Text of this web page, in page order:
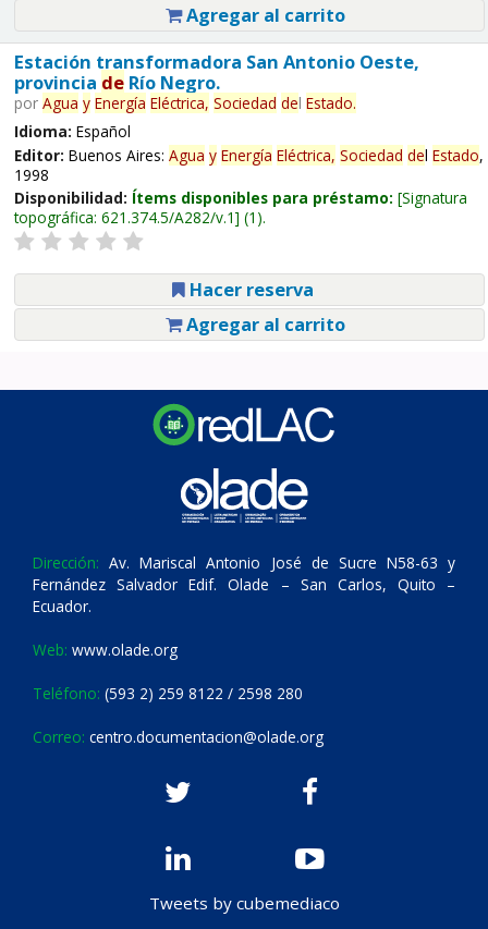
Agregar al carrito
Estación transformadora San Antonio Oeste,
provincia deRío Negro.
por Agua y Energía Eléctrica, Sociedad del Estado.
Idioma: Español
Editor: Buenos Aires: Agua y Energía Eléctrica, Sociedad del Estado,
1998
Disponibilidad: Ítems disponibles para préstamo: Signatura
topográfica: 621.374.5/A282/v.1 (1).
Hacer reserva
Agregar al carrito
Dirección: Av. Mariscal Antonio José de Sucre N58-63 y
Fernández Salvador Edif. Olade – San Carlos, Quito –
Ecuador.
Web: www.olade.org
Teléfono: (593 2) 259 8122 / 2598 280
Correo: centro.documentacion@olade.org
Tweets by cubemediaco